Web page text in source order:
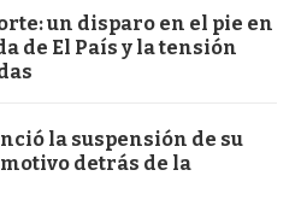
un disparo en el pie en
de El País y la tensión
la suspensión de su
detrás de la